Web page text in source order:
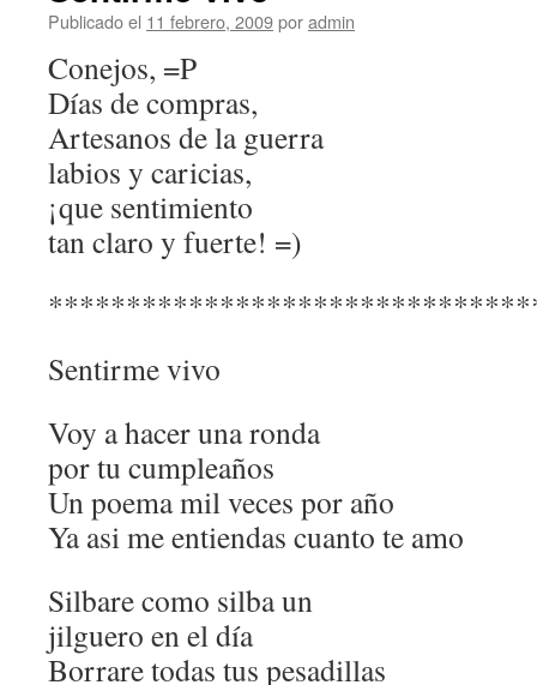
Publicado el 11 febrero, 2009poradmin
Conejos, =P
Días de compras,
Artesanos de la guerra
labios y caricias,
¡que sentimiento
tan claro y fuerte! =)
Sentirme vivo
Voy a hacer una ronda
por tu cumpleaños
Un poema mil veces por año
Ya asi me entiendas cuanto te amo
Silbare como silba un
jilguero en el día
Borrare todas tus pesadillas